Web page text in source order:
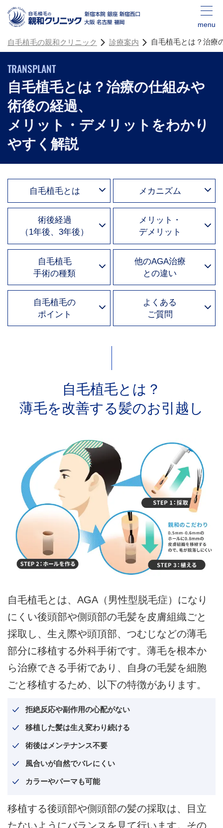
menu
自毛植毛の親和クリニック 診療案内 自毛植毛とは？治療
TRANSPLANT
自毛植毛とは？治療の仕組みや
術後の経過、
メリット・デメリットをわかり
やすく解説
自毛植毛とは メカニズム
術後経過
（1年後、3年後）
メリット・
デメリット
自毛植毛
手術の種類
他のAGA治療
との違い
自毛植毛の
ポイント
よくある
ご質問
自毛植毛とは？
薄毛を改善する髪のお引越し
自毛植毛とは、AGA（男性型脱毛症）になり
にくい後頭部や側頭部の毛髪を皮膚組織ごと
採取し、生え際や頭頂部、つむじなどの薄毛
部分に移植する外科手術です。薄毛を根本か
ら治療できる手術であり、自身の毛髪を細胞
ごと移植するため、以下の特徴があります。
拒絶反応や副作用の心配がない
移植した髪は生え変わり続ける
術後はメンテナンス不要
風合いが自然でバレにくい
カラーやパーマも可能
移植する後頭部や側頭部の髪の採取は、目立
たないようにバランスを見て行います。その